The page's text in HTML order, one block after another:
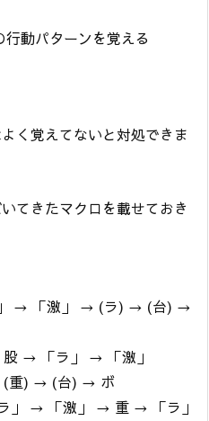
動パターンを覚える
く覚えてないと対処できま
てきたマクロを載せておき
→ 「激」 → (ラ) → (台) →
→ 「ラ」 → 「激」
) → (台) → ボ
→ 「激」 → 重 → 「ラ」